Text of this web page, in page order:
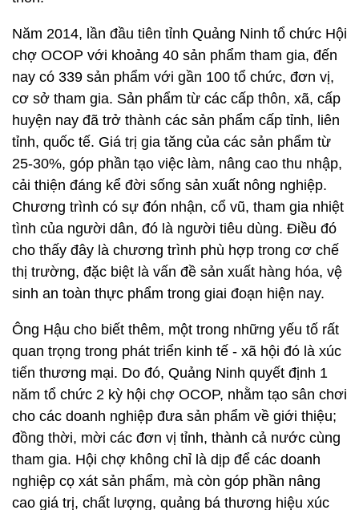
Năm 2014, lần đầu tiên tỉnh Quảng Ninh tổ chức Hội
chợ OCOP với khoảng 40 sản phẩm tham gia, đến
nay có 339 sản phẩm với gần 100 tổ chức, đơn vị,
cơ sở tham gia. Sản phẩm từ các cấp thôn, xã, cấp
huyện nay đã trở thành các sản phẩm cấp tỉnh, liên
tỉnh, quốc tế. Giá trị gia tăng của các sản phẩm từ
25-30%, góp phần tạo việc làm, nâng cao thu nhập,
cải thiện đáng kể đời sống sản xuất nông nghiệp.
Chương trình có sự đón nhận, cổ vũ, tham gia nhiệt
tình của người dân, đó là người tiêu dùng. Điều đó
cho thấy đây là chương trình phù hợp trong cơ chế
thị trường, đặc biệt là vấn đề sản xuất hàng hóa, vệ
sinh an toàn thực phẩm trong giai đoạn hiện nay.
Ông Hậu cho biết thêm, một trong những yếu tố rất
quan trọng trong phát triển kinh tế - xã hội đó là xúc
tiến thương mại. Do đó, Quảng Ninh quyết định 1
năm tổ chức 2 kỳ hội chợ OCOP, nhằm tạo sân chơi
cho các doanh nghiệp đưa sản phẩm về giới thiệu;
đồng thời, mời các đơn vị tỉnh, thành cả nước cùng
tham gia. Hội chợ không chỉ là dịp để các doanh
nghiệp cọ xát sản phẩm, mà còn góp phần nâng
cao giá trị, chất lượng, quảng bá thương hiệu xúc